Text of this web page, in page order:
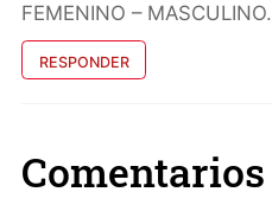
FEMENINO – MASCULINO.
RESPONDER
Comentarios